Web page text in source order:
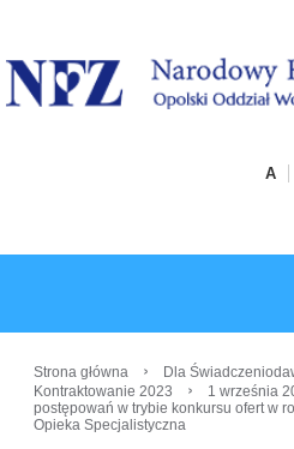
.
A
Strona główna › Dla
Kontraktowanie 2023
›
1 września
postępowań w trybie konkursu ofert w
Opieka Specjalistyczna